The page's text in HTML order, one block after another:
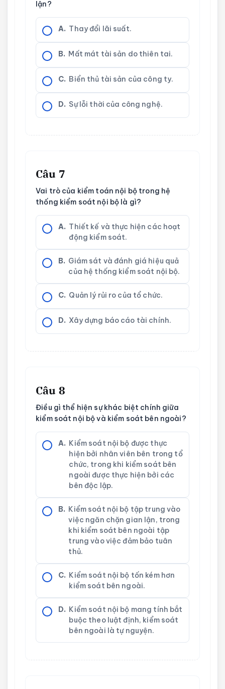
lận?
A. Thay đổi lãi suất.
B. Mất mát tài sản do thiên tai.
C. Biển thủ tài sản của công ty.
D. Sự lỗi thời của công nghệ.
Câu 7
Vai trò của kiểm toán nội bộ trong hệ
thống kiểm soát nội bộ là gì?
A. Thiết kế và thực hiện các hoạt
động kiểm soát.
B. Giám sát và đánh giá hiệu quả
của hệ thống kiểm soát nội bộ.
C. Quản lý rủi ro của tổ chức.
D. Xây dựng báo cáo tài chính.
Câu 8
Điều gì thể hiện sự khác biệt chính giữa
kiểm soát nội bộ và kiểm soát bên ngoài?
A. Kiểm soát nội bộ được thực
hiện bởi nhân viên bên trong tổ
chức, trong khi kiểm soát bên
ngoài được thực hiện bởi các
bên độc lập.
B. Kiểm soát nội bộ tập trung vào
việc ngăn chặn gian lận, trong
khi kiểm soát bên ngoài tập
trung vào việc đảm bảo tuân
thủ.
C. Kiểm soát nội bộ tốn kém hơn
kiểm soát bên ngoài.
D. Kiểm soát nội bộ mang tính bắt
buộc theo luật định, kiểm soát
bên ngoài là tự nguyện.